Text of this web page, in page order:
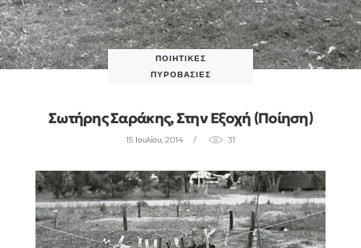
ΠΟΙΗΤΙΚΈΣ
ΠΥΡΟΒΑΣΊΕΣ
Σωτήρης Σαράκης, Στην Εξοχή (ποίηση)
15 Ιουλίου, 2014 31